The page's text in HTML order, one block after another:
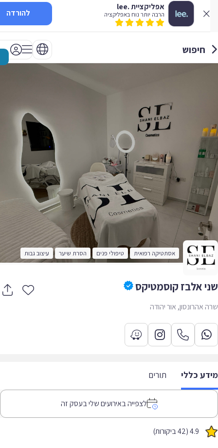
אפליקציית .lee
הרבה יותר נוח באפליקציה להורדה
חיפוש
אסתטיקה רפואית טיפולי פנים הסרת שיער עיצוב גבות
אלבז קוסמטיקס
אהרונסון, אור יהודה
כללי תורים
לצפייה באירועים שלי בעסק זה
4.9 (42 ביקורות)